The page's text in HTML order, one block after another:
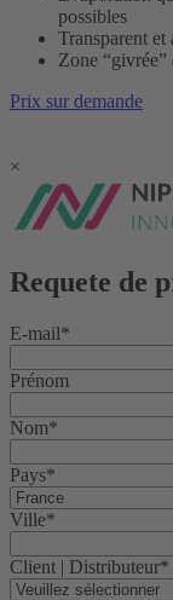
possibles
Transparent et
Zone “givrée”
Prix sur demande
×
Requete de
E-mail*
Prénom
Nom*
Pays*
Ville*
Client | Distributeur*